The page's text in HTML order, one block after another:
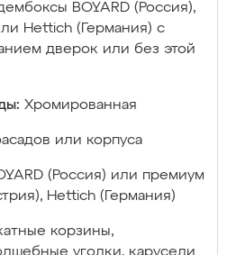
BOYARD (Россия),
Hettich (Германия) с
дверок или без этой
Хромированная
или корпуса
(Россия) или премиум
Hettich (Германия)
корзины,